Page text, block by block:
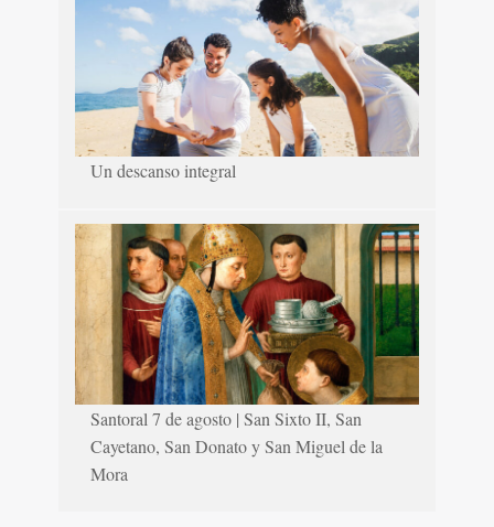
Un descanso integral
Santoral 7 de agosto | San Sixto II, San
Cayetano, San Donato y San Miguel de la
Mora